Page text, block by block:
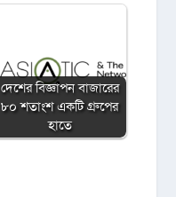
দেশের বিজ্ঞাপন বাজারের
৮০ শতাংশ একটি গ্রুপের
হাতে